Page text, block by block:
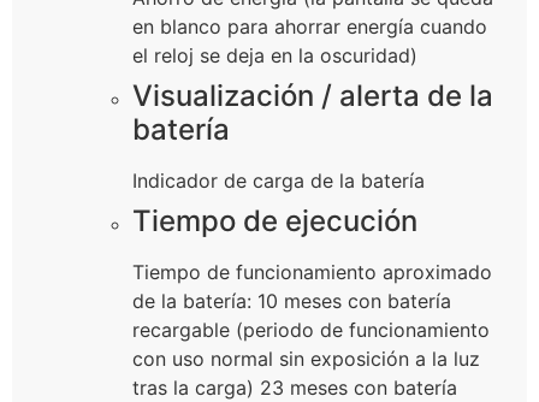
en blanco para ahorrar energía cuando
el reloj se deja en la oscuridad)
Visualización / alerta de la
batería
Indicador de carga de la batería
Tiempo de ejecución
Tiempo de funcionamiento aproximado
de la batería: 10 meses con batería
recargable (periodo de funcionamiento
con uso normal sin exposición a la luz
tras la carga) 23 meses con batería